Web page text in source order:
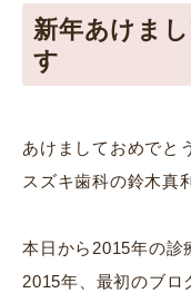
新年あけま
す
あけましておめでと
スズキ歯科の鈴木真
本日から2015年の診
2015年、最初のブロ